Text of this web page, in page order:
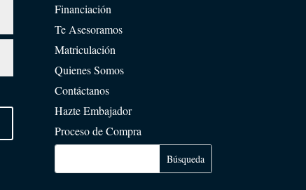
Financiación
Te Asesoramos
Matriculación
Quienes Somos
Contáctanos
Hazte Embajador
Proceso de Compra